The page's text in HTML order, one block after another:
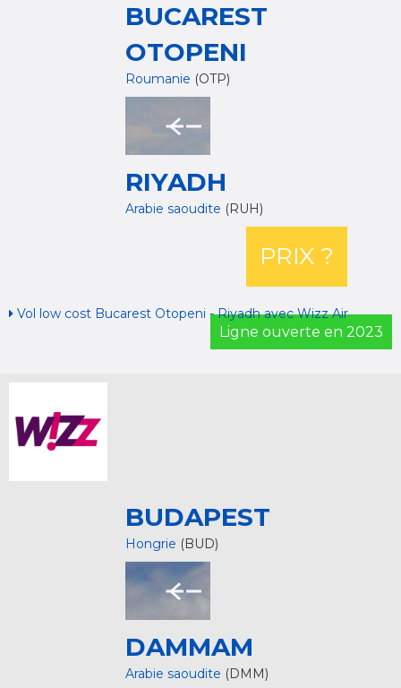
BUCAREST
OTOPENI
Roumanie (OTP)
RIYADH
Arabie saoudite (RUH)
PRIX ?
Vol low cost Bucarest Otopeni - Riyadh avec Wizz Air
Ligne ouverte en 2023
BUDAPEST
Hongrie (BUD)
DAMMAM
Arabie saoudite (DMM)